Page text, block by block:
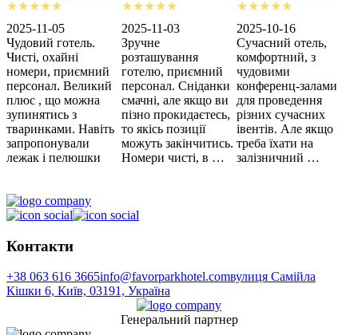
2025-11-05
Чудовий готель.
Чисті, охайні
номери, приємний
персонал. Великий
плюс , що можна
зупинятись з
тваринками. Навіть
запропонували
лежак і пелюшки
2025-11-03
Зручне
розташування
готелю, приємний
персонал. Сніданки
смачні, але якщо ви
пізно прокидаєтесь,
то якісь позиції
можуть закінчитись.
Номери чисті, в …
2025-10-16
Сучасний отель,
комфортний, з
чудовими
конференц-залами
для проведення
різних сучасних
івентів. Але якщо
треба їхати на
залізничний …
Контакти
+38 063 616 3665info@favorparkhotel.comвулиця Самійла
Кішки 6, Київ, 03191, Україна
Генеральний партнер